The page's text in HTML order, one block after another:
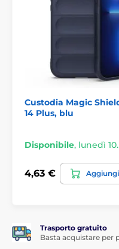
Custodia Magic
14 Plus, blu
Disponibile, lunedì
4,63 €
Trasporto gratuito
Basta acquistare per